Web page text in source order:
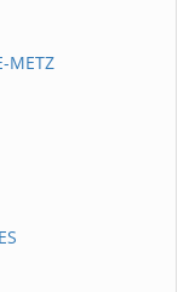
METZ